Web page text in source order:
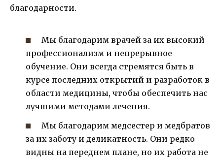
благодарности.
Мы благодарим врачей за их высокий
профессионализм и непрерывное
обучение. Они всегда стремятся быть в
курсе последних открытий и разработок в
области медицины, чтобы обеспечить нас
лучшими методами лечения.
Мы благодарим медсестер и медбратов
за их заботу и деликатность. Они редко
видны на переднем плане, но их работа не